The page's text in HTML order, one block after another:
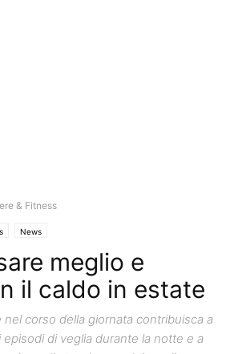
& Fitness
News
meglio e
il caldo in estate
nel corso della giornata contribuisca a
di veglia durante la notte e a